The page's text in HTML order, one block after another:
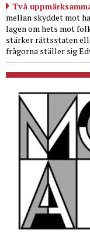
Två
mellan skyddet mot
lagen om hets mot
stärker rättsstaten
frågorna ställer sig